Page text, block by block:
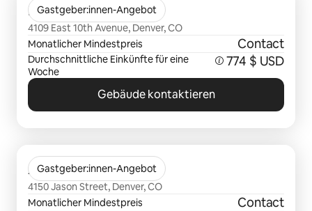
Gastgeber:innen-Angebot
Milo
4109 East 10th Avenue, Denver, CO
Monatlicher Mindestpreis
Contact
Durchschnittliche Einkünfte für eine
Woche
774 $ USD
Gebäude kontaktieren
Gastgeber:innen-Angebot
Alloy Sunnyside
4150 Jason Street, Denver, CO
Monatlicher Mindestpreis
Contact